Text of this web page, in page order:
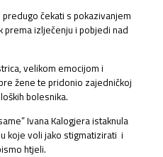
čekati s pokazivanjem
prema izlječenju i pobjedi nad
velikom emocijom i
žene te pridonio zajedničkoj
bolesnika.
Ivana Kalogjera istaknula
koje voli jako stigmatizirati i
htjeli.